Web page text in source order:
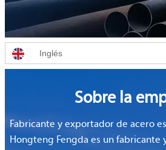
Inglés
Sobre la
Fabricante y exportador de acero
Hongteng Fengda es un fabricante